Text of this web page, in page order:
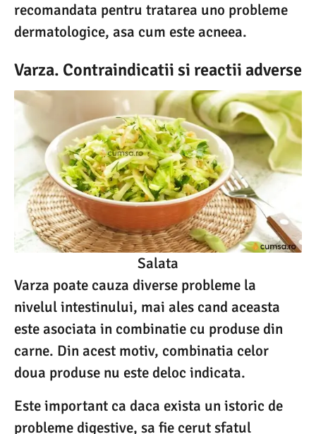
recomandata pentru tratarea uno probleme
dermatologice, asa cum este acneea.
Varza. Contraindicatii si reactii adverse
Salata
Varza poate cauza diverse probleme la
nivelul intestinului, mai ales cand aceasta
este asociata in combinatie cu produse din
carne. Din acest motiv, combinatia celor
doua produse nu este deloc indicata.
Este important ca daca exista un istoric de
probleme digestive, sa fie cerut sfatul